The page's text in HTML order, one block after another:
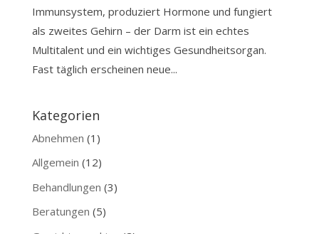
Immunsystem, produziert Hormone und fungiert
als zweites Gehirn – der Darm ist ein echtes
Multitalent und ein wichtiges Gesundheitsorgan.
Fast täglich erscheinen neue...
Kategorien
Abnehmen (1)
Allgemein (12)
Behandlungen (3)
Beratungen (5)